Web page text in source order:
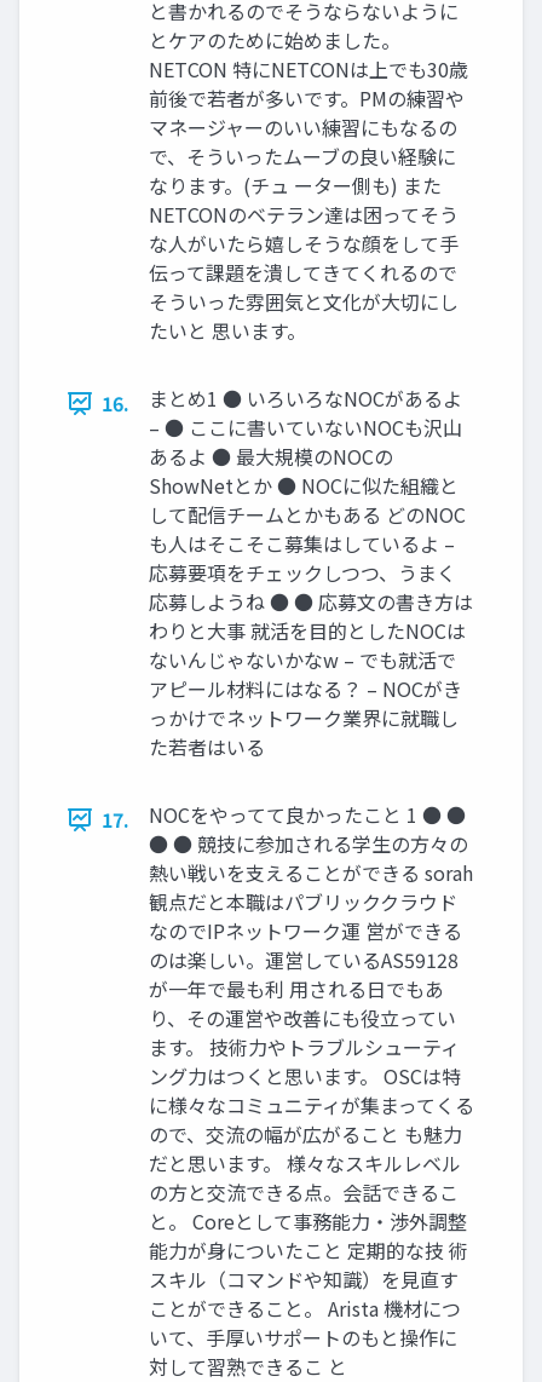
と書かれるのでそうならないように
とケアのために始めました。
NETCON 特にNETCONは上でも30歳
前後で若者が多いです。PMの練習や
マネージャーのいい練習にもなるの
で、そういったムーブの良い経験に
なります。(チュ ーター側も) また
NETCONのベテラン達は困ってそう
な人がいたら嬉しそうな顔をして手
伝って課題を潰してきてくれるので
そういった雰囲気と文化が大切にし
たいと 思います。
16.
まとめ1 ● いろいろなNOCがあるよ
– ● ここに書いていないNOCも沢山
あるよ ● 最大規模のNOCの
ShowNetとか ● NOCに似た組織と
して配信チームとかもある どのNOC
も人はそこそこ募集はしているよ –
応募要項をチェックしつつ、うまく
応募しようね ● ● 応募文の書き方は
わりと大事 就活を目的としたNOCは
ないんじゃないかなw – でも就活で
アピール材料にはなる？ – NOCがき
っかけでネットワーク業界に就職し
た若者はいる
17.
NOCをやってて良かったこと 1 ● ●
● ● 競技に参加される学生の方々の
熱い戦いを支えることができる sorah
観点だと本職はパブリッククラウド
なのでIPネットワーク運 営ができる
のは楽しい。運営しているAS59128
が一年で最も利 用される日でもあ
り、その運営や改善にも役立ってい
ます。 技術力やトラブルシューティ
ング力はつくと思います。 OSCは特
に様々なコミュニティが集まってくる
ので、交流の幅が広がること も魅力
だと思います。 様々なスキルレベル
の方と交流できる点。会話できるこ
と。 Coreとして事務能力・渉外調整
能力が身についたこと 定期的な技 術
スキル（コマンドや知識）を見直す
ことができること。 Arista 機材につ
いて、手厚いサポートのもと操作に
対して習熟できるこ と